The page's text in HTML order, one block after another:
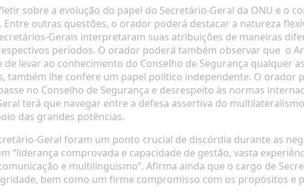
sobre a evolução do papel do Secretário-Geral da ONU e o
outras questões, o orador poderá destacar a natureza
Gerais interpretaram suas atribuições de maneiras
períodos. O orador poderá também observar que o
de levar ao conhecimento do Conselho de Segurança qualquer
também lhe confere um papel político independente. O orador
no Conselho de Segurança e desrespeito às normas
terá que navegar entre a defesa assertiva do
das grandes potências.
Geral foram um ponto crucial de discórdia durante as
“liderança comprovada e capacidade de gestão, vasta
e multilinguismo”. Afirma ainda que o cargo de
bem como um firme compromisso com os propósitos e